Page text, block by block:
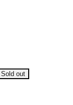
Sold out